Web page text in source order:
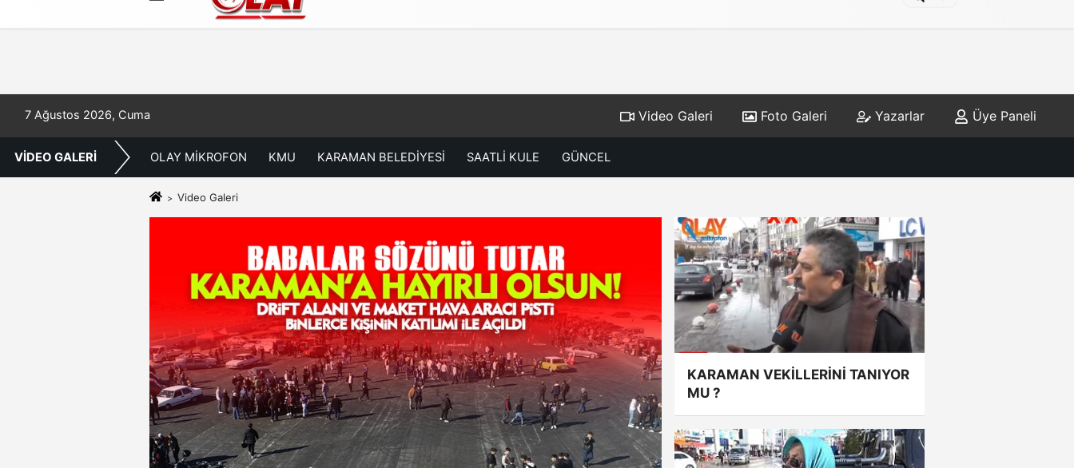
İletişim Çerez Politikası
7 Ağustos 2026, Cuma Video Galeri Foto Galeri Yazarlar Üye Paneli
VİDEO GALERİ OLAY MİKROFON KMU KARAMAN BELEDİYESİ SAATLİ KULE GÜNCEL
Video Galeri
KARAMAN VEKİLLERİNİ TANIYOR
MU ?